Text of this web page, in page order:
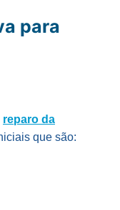
para
reparo da
que são: